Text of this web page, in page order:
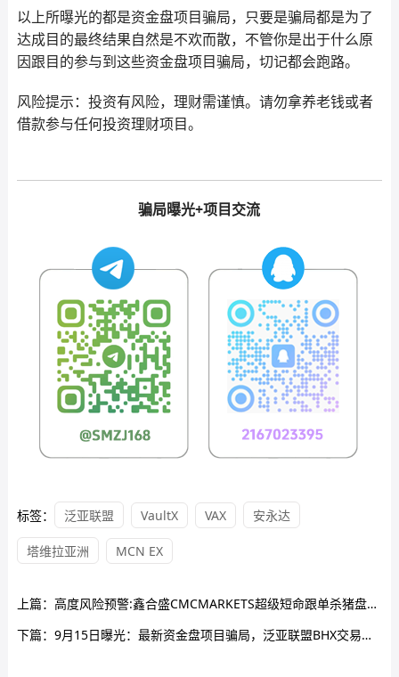
以上所曝光的都是资金盘项目骗局，只要是骗局都是为了
达成目的最终结果自然是不欢而散，不管你是出于什么原
因跟目的参与到这些资金盘项目骗局，切记都会跑路。
风险提示：投资有风险，理财需谨慎。请勿拿养老钱或者
借款参与任何投资理财项目。
骗局曝光+项目交流
标签： 泛亚联盟 VaultX VAX 安永达
塔维拉亚洲 MCN EX
上篇： 高度风险预警:鑫合盛CMCMARKETS超级短命跟单杀猪盘，正在疯狂拉人头！
下篇： 9月15日曝光：最新资金盘项目骗局，泛亚联盟BHX交易所，中国华能，火币联盟，VAX（VaultX）随时可能卷钱跑路！